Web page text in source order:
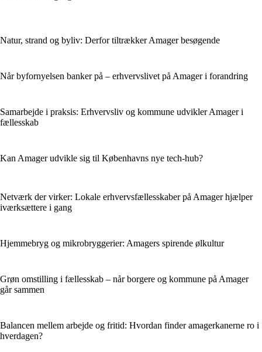
Natur, strand og byliv: Derfor tiltrækker Amager besøgende
Når byfornyelsen banker på – erhvervslivet på Amager i forandring
Samarbejde i praksis: Erhvervsliv og kommune udvikler Amager i
fællesskab
Kan Amager udvikle sig til Københavns nye tech-hub?
Netværk der virker: Lokale erhvervsfællesskaber på Amager hjælper
iværksættere i gang
Hjemmebryg og mikrobryggerier: Amagers spirende ølkultur
Grøn omstilling i fællesskab – når borgere og kommune på Amager
går sammen
Balancen mellem arbejde og fritid: Hvordan finder amagerkanerne ro i
hverdagen?